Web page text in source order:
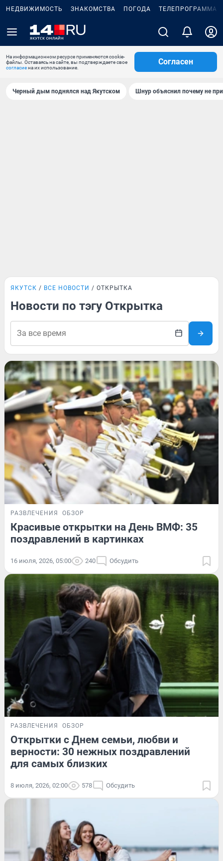
НЕДВИЖИМОСТЬ ЗНАКОМСТВА ПОГОДА ТЕЛЕПРОГРАММА
На информационном ресурсе применяются cookie-
файлы. Оставаясь на сайте, вы подтверждаете свое
согласиена их использование.
Согласен
Черный дым поднялся над Якутском Шнур объяснил почему не
ЯКУТСК ВСЕ НОВОСТИ ОТКРЫТКА
Новости по тэгу Открытка
РАЗВЛЕЧЕНИЯ ОБЗОР
Красивые открытки на День ВМФ: 35
поздравлений в картинках
16 июля, 2026, 05:00 240 Обсудить
РАЗВЛЕЧЕНИЯ ОБЗОР
Открытки с Днем семьи, любви и
верности: 30 нежных поздравлений
для самых близких
8 июля, 2026, 02:00 578 Обсудить